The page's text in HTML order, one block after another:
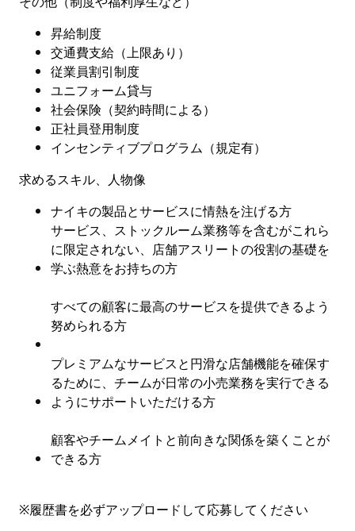
昇給制度
交通費支給（上限あり）
従業員割引制度
ユニフォーム貸与
社会保険 （契約時間による）
正社員登用制度
インセンティブプログラム（規定有）
求めるスキル、人物像
ナイキの製品とサービスに情熱を注げる方
サービス、ストックルーム業務等を含むがこれら
に限定されない、店舗アスリートの役割の基礎を
学ぶ熱意をお持ちの方
すべての顧客に最高のサービスを提供できるよう
努められる方
プレミアムなサービスと円滑な店舗機能を確保す
るために、チームが日常の小売業務を実行できる
ようにサポートいただける方
顧客やチームメイトと前向きな関係を築くことが
できる方
※履歴書を必ずアップロードして応募してください